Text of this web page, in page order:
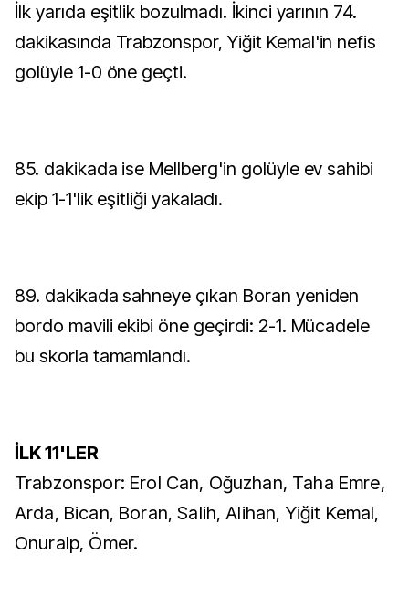
İlk yarıda eşitlik bozulmadı. İkinci yarının 74.
dakikasında Trabzonspor, Yiğit Kemal'in nefis
golüyle 1-0 öne geçti.
85. dakikada ise Mellberg'in golüyle ev sahibi
ekip 1-1'lik eşitliği yakaladı.
89. dakikada sahneye çıkan Boran yeniden
bordo mavili ekibi öne geçirdi: 2-1. Mücadele
bu skorla tamamlandı.
İLK 11'LER
Trabzonspor: Erol Can, Oğuzhan, Taha Emre,
Arda, Bican, Boran, Salih, Alihan, Yiğit Kemal,
Onuralp, Ömer.